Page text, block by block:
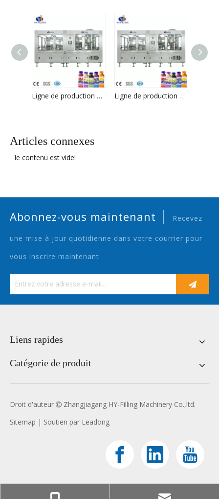
Ligne de production de boissons de machine de remplissage de jus de haute qualité à Zhangjiagang Ligne de production de boissons de machine de remplissage de jus de haute qualité à Zhangjiagang
Articles connexes
le contenu est vide!
Abonnez-vous maintenant | Recevez
une mise à jour quotidienne dans votre courrier pour
vous inscrire maintenant
Liens rapides
Catégorie de produit
Droit d'auteur  Zhangjiagang HY-Filling Machinery Co.,ltd.
Sitemap | Soutien par Leadong